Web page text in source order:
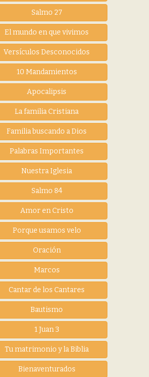
Salmo 27
El mundo en que vivimos
Versículos Desconocidos
10 Mandamientos
Apocalipsis
La familia Cristiana
Familia buscando a Dios
Palabras Importantes
Nuestra Iglesia
Salmo 84
Amor en Cristo
Porque usamos velo
Oración
Marcos
Cantar de los Cantares
Bautismo
1 Juan 3
Tu matrimonio y la Biblia
Bienaventurados